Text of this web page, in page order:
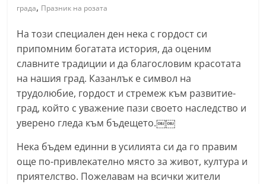
о
л
а
с
т
С
т
а
р
а
града, Празник на розата
На този специален ден нека с гордост си
припомним богатата история, да оценим
славните традиции и да благословим красотата
на нашия град. Казанлък е символ на
трудолюбие, гордост и стремеж към развитие-
град, който с уважение пази своето наследство и
уверено гледа към бъдещето.￼￼
Нека бъдем единни в усилията си да го правим
още по-привлекателно място за живот, култура и
приятелство. Пожелавам на всички жители